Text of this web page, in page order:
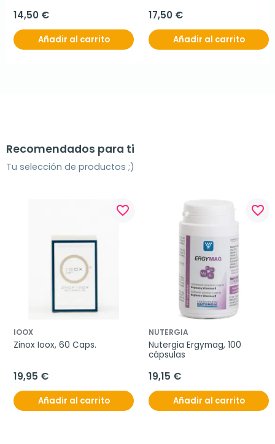
14,50 €
Añadir al carrito
17,50 €
Añadir al carrito
Recomendados para ti
Tu selección de productos ;)
favorite_border
IOOX
Zinox Ioox, 60 Caps.
19,95 €
Añadir al carrito
favorite_border
NUTERGIA
Nutergia Ergymag, 100
cápsulas
19,15 €
Añadir al carrito